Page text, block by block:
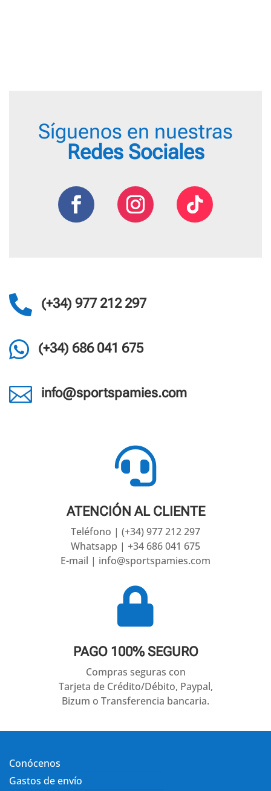
Síguenos en nuestras
Redes Sociales
 (+34) 977 212 297
 (+34) 686 041 675
 info@sportspamies.com

ATENCIÓN AL CLIENTE
Teléfono | (+34) 977 212 297
Whatsapp | +34 686 041 675
E-mail | info@sportspamies.com

PAGO 100% SEGURO
Compras seguras con
Tarjeta de Crédito/Débito, Paypal,
Bizum o Transferencia bancaria.
Conócenos
Gastos de envío